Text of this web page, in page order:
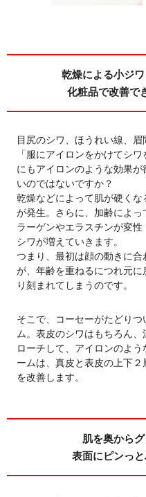
乾燥による小ジ
化粧品で改善で
目尻のシワ、ほうれい線、
「服にアイロンをかけてシ
にもアイロンのような効果
いのではないですか？
乾燥などによって肌が硬く
が発生。さらに、加齢によ
ラーゲンやエラスチンが変
シワが増えていきます。
つまり、最初は顔の動きに
が、年齢を重ねるにつれ元
り刻まれてしまうのです。
そこで、コーセーがたどり
ム。表皮のシワはもちろん
ローチして、アイロンのよ
ームは、真皮と表皮の上下
を改善します。
肌を奥から
表面にピンっ